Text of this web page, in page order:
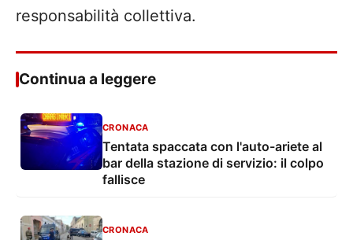
responsabilità collettiva.
Continua a leggere
CRONACA
Tentata spaccata con l'auto-ariete al
bar della stazione di servizio: il colpo
fallisce
CRONACA